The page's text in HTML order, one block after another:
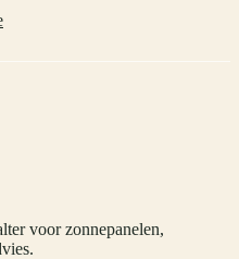
voor zonnepanelen,